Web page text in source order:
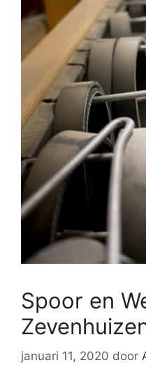
Spoor en
januari 11, 2020 door